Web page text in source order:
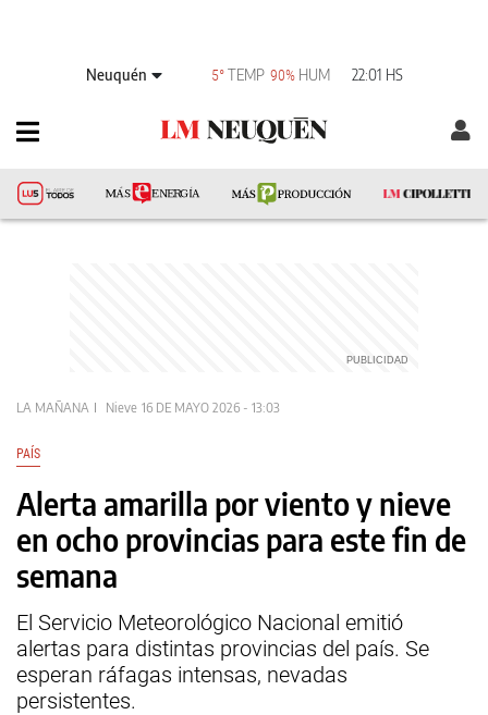
Neuquén 5° TEMP 90% HUM 22:01 HS
LA MAÑANA Nieve 16 DE MAYO 2026 - 13:03
PAÍS
Alerta amarilla por viento y nieve
en ocho provincias para este fin de
semana
El Servicio Meteorológico Nacional emitió
alertas para distintas provincias del país. Se
esperan ráfagas intensas, nevadas
persistentes.